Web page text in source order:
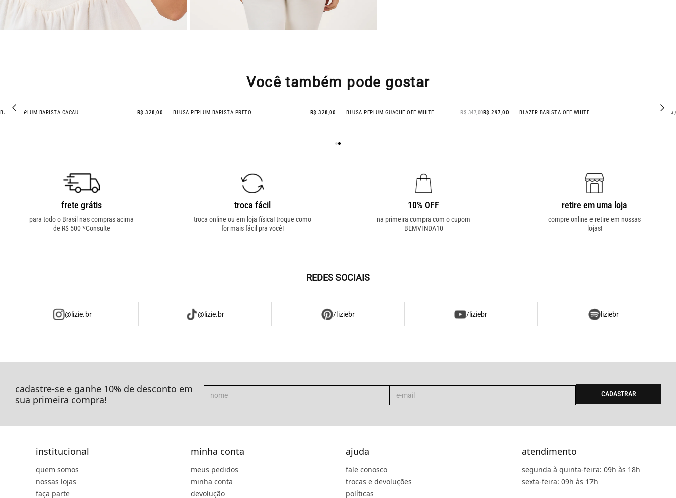
Você também pode gostar
BLUSA PEPLUM BARISTA CACAU R$ 328,00 BLUSA PEPLUM BARISTA PRETO R$ 328,00 - 14% OFF
BLUSA PEPLUM GUACHE OFF WHITE R$ 347,00R$ 297,00 BLAZER BARISTA OFF WHITE R$
frete grátis
para todo o Brasil nas compras acima
de R$ 500 *Consulte
troca fácil
troca online ou em loja física! troque como
for mais fácil pra você!
10% OFF
na primeira compra com o cupom
BEMVINDA10
retire em uma loja
compre online e retire em nossas
lojas!
REDES SOCIAIS
@lizie.br @lizie.br /liziebr /liziebr liziebr
cadastre-se e ganhe 10% de desconto em
sua primeira compra!
CADASTRAR
institucional
quem somos
nossas lojas
faça parte
minha conta
meus pedidos
minha conta
devolução
ajuda
fale conosco
trocas e devoluções
políticas
atendimento
segunda à quinta-feira: 09h às 18h
sexta-feira: 09h às 17h